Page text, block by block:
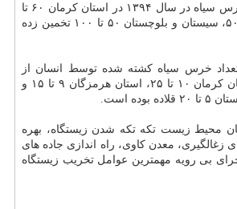
صورت گرفته تعداد خرس سیاه در سال ۱۳۹۴ در استان كرمان ۶۰ تا
۱۲۰، هرمزگان ۲۰ تا ۵۰، سیستان و بلوچستان ۵۰ تا ۱۰۰ تخمین زده
خرس سیاه كشته شده توسط انسان از
سال ۹۰ تا ۹۴ در استان كرمان ۱۰ تا ۲۵، استان هرمزگان ۹ تا ۱۵ و
است.
محیط زیست تكه تكه شدن زیستگاه، بهره
زغالگیری، معدن كاوی، راه اندازی جاده های
بی رویه مهمترین عوامل تخریب زیستگاه